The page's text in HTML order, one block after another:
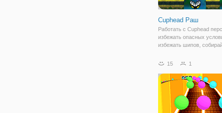
Cuphead Раш
Работать с Cuphead
избежать опасных
избежать шипов,
для выполнения
скользите, прыгайте,
15 1